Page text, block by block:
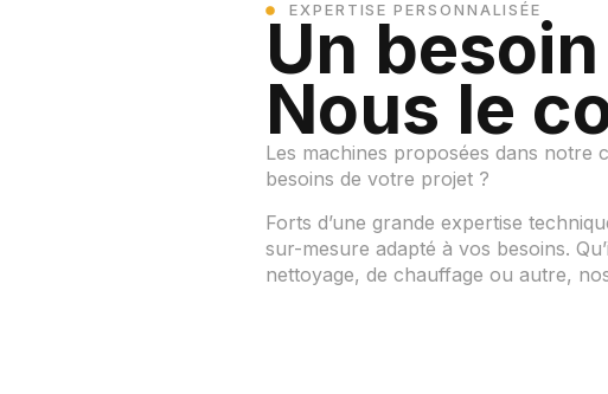
EXPERTISE PERSONNALISÉE
Un
Nous le
Les machines proposées dans notre
besoins de votre projet ?
Forts d’une grande expertise
sur-mesure adapté à vos besoins.
nettoyage, de chauffage ou autre,